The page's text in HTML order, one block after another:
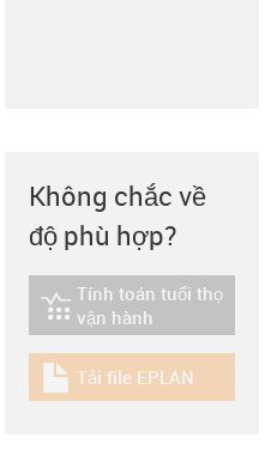
Không chắc về
độ phù hợp?
igus-icon-lebensdauerrechner
Tính toán tuổi thọ
vận hành
igus-icon-download-plan
Tải file EPLAN